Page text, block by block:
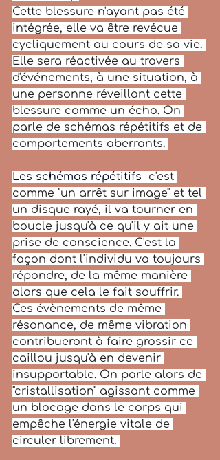
Cette blessure n'ayant pas été
intégrée, elle va être revécue
cycliquement au cours de sa vie.
Elle sera réactivée au travers
d'événements, à une situation, à
une personne réveillant cette
blessure comme un écho. On
parle de schémas répétitifs et de
comportements aberrants.
Les schémas répétitifs c'est
comme "un arrêt sur image" et tel
un disque rayé, il va tourner en
boucle jusqu'à ce qu'il y ait une
prise de conscience. C'est la
façon dont l'individu va toujours
répondre, de la même manière
alors que cela le fait souffrir.
Ces évènements de même
résonance, de même vibration
contribueront à faire grossir ce
caillou jusqu'à en devenir
insupportable. On parle alors de
"cristallisation" agissant comme
un blocage dans le corps qui
empêche l'énergie vitale de
circuler librement.